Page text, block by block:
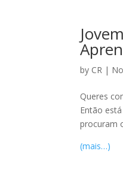
by CR |
Queres
Então
procuram
(mais…)